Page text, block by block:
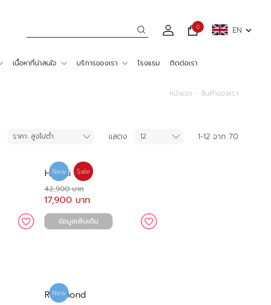
0 EN
เนื้อหาที่น่าสนใจ บริการของเรา โรงแรม ติดต่อเรา
หน้าแรก สินค้าของเรา
แสดง 1-12 จาก 70
New Sale
Hawaii
42,900 บาท
17,900 บาท
ข้อมูลเพิ่มเติม
New
Richmond